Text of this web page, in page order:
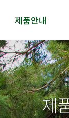
제품안내
제품안내
제품의 특징
제품안내
제